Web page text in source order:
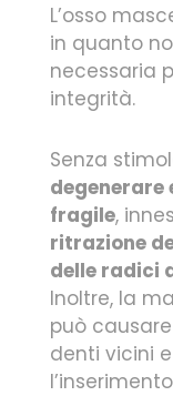
L’osso
in quanto
necessaria
integrità.
Senza
degenerare
fragile,
ritrazione
delle radici
Inoltre, la
può
denti vicini